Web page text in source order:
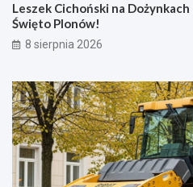
Leszek Cichoński na
Święto Plonów!
8 sierpnia 2026